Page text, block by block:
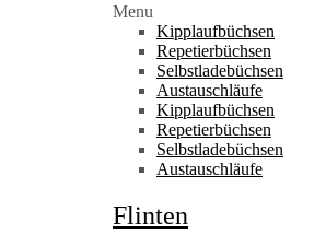
Menu
Kipplaufbüchsen
Repetierbüchsen
Selbstladebüchsen
Austauschläufe
Kipplaufbüchsen
Repetierbüchsen
Selbstladebüchsen
Austauschläufe
Flinten